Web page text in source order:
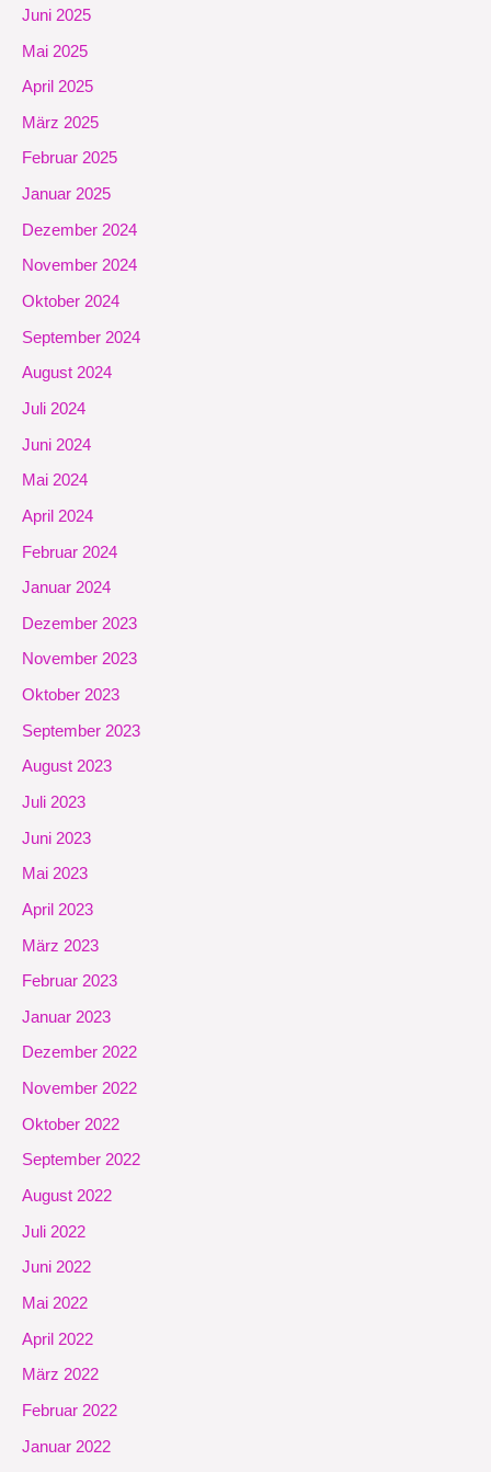
Juni 2025
Mai 2025
April 2025
März 2025
Februar 2025
Januar 2025
Dezember 2024
November 2024
Oktober 2024
September 2024
August 2024
Juli 2024
Juni 2024
Mai 2024
April 2024
Februar 2024
Januar 2024
Dezember 2023
November 2023
Oktober 2023
September 2023
August 2023
Juli 2023
Juni 2023
Mai 2023
April 2023
März 2023
Februar 2023
Januar 2023
Dezember 2022
November 2022
Oktober 2022
September 2022
August 2022
Juli 2022
Juni 2022
Mai 2022
April 2022
März 2022
Februar 2022
Januar 2022